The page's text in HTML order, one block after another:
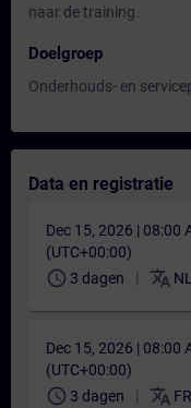
naar de training.
Doelgroep
Onderhouds- en
Data en registratie
Dec 15, 2026 | 08:00
(UTC+00:00)
schedule 3 dagen translate NL
Dec 15, 2026 | 08:00
(UTC+00:00)
schedule 3 dagen translate FR